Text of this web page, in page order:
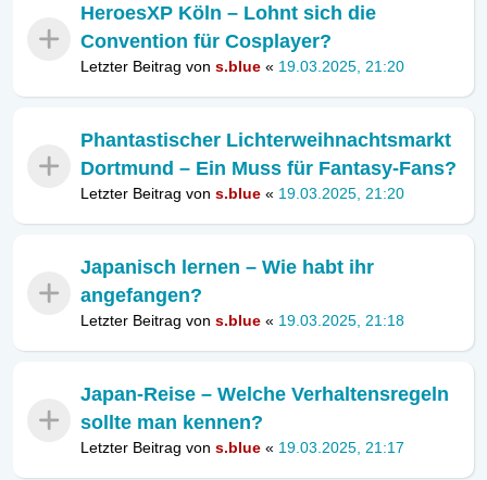
HeroesXP Köln – Lohnt sich die
Convention für Cosplayer?
Letzter Beitrag von s.blue « 19.03.2025, 21:20
Phantastischer Lichterweihnachtsmarkt
Dortmund – Ein Muss für Fantasy-Fans?
Letzter Beitrag von s.blue « 19.03.2025, 21:20
Japanisch lernen – Wie habt ihr
angefangen?
Letzter Beitrag von s.blue « 19.03.2025, 21:18
Japan-Reise – Welche Verhaltensregeln
sollte man kennen?
Letzter Beitrag von s.blue « 19.03.2025, 21:17